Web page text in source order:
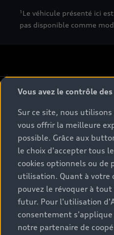
¹Le véhicule présenté ici
pas disponible comme
Gamme
Tous les modèles
Comparer les modèles
Modèles électriques
Hybrides plug-in
Conseil & achat
Offres du moment
Configurateur
Véhicules neufs disponibles
Audi Gebrauchtwagen :plus
Service & Accessoires
Accessoires d'origine Audi
Audi Services
Services numériques Audi
Espace client
Contact
Trouver mon partenaire Audi
Audi World
Vous avez le contrôle
Sur ce site, nous
vous offrir la meilleure
possible. Grâce aux
le choix d'accepter tous
cookies optionnels ou de
utilisation. Quant à votre
pouvez le révoquer à
futur. Pour l'utilisation
consentement s'applique
notre partenaire de